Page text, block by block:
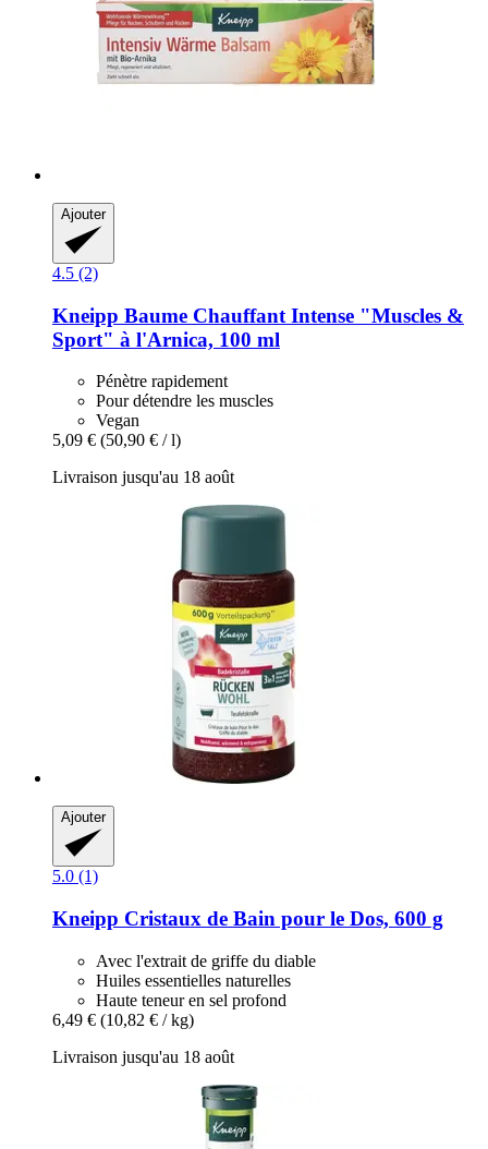
Ajouter
4.5 (2)
Kneipp Baume Chauffant Intense "Muscles &
Sport" à l'Arnica, 100 ml
Pénètre rapidement
Pour détendre les muscles
Vegan
5,09 € (50,90 € / l)
Livraison jusqu'au 18 août
Ajouter
5.0 (1)
Kneipp Cristaux de Bain pour le Dos, 600 g
Avec l'extrait de griffe du diable
Huiles essentielles naturelles
Haute teneur en sel profond
6,49 € (10,82 € / kg)
Livraison jusqu'au 18 août